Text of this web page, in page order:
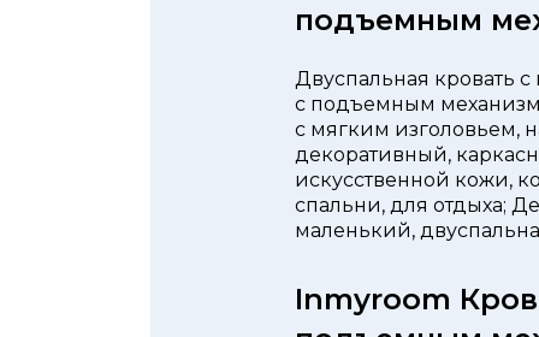
подъемным
Двуспальная кровать
с подъемным
с мягким изголовьем,
декоративный,
искусственной кожи,
спальни, для отдыха;
маленький,
Inmyroom